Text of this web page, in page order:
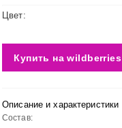
Цвет:
Купить на wildberries
Описание и характеристики
Состав: